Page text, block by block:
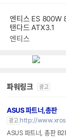
엔티스 ES 800W
탠다드 ATX3.1
엔티스
파워링크 광고
ASUS 파트너,총판
광고 http://
ASUS 파트너, 총